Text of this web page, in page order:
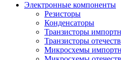
Электронные компоненты
Резисторы
Конденсаторы
Транзисторы
Транзисторы
Микросхемы